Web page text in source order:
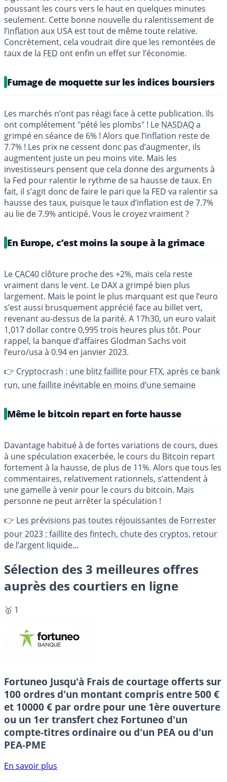
poussant les cours vers le haut en quelques minutes
seulement. Cette bonne nouvelle du ralentissement de
l’inflation aux USA est tout de même toute relative.
Concrètement, cela voudrait dire que les remontées de
taux de la FED ont enfin un effet sur l’économie.
Fumage de moquette sur les indices boursiers
Les marchés n’ont pas réagi face à cette publication. Ils
ont complétement "pété les plombs" ! Le NASDAQa
grimpé en séance de 6% ! Alors que l’inflation reste de
7.7% ! Les prix ne cessent donc pas d’augmenter, ils
augmentent juste un peu moins vite. Mais les
investisseurs pensent que cela donne des arguments à
la Fed pour ralentir le rythme de sa hausse de taux. En
fait, il s’agit donc de faire le pari que la FED va ralentir sa
hausse des taux, puisque le taux d’inflation est de 7.7%
au lie de 7.9% anticipé. Vous le croyez vraiment ?
En Europe, c’est moins la soupe à la grimace
Le CAC40 clôture proche des +2%, mais cela reste
vraiment dans le vent. Le DAX a grimpé bien plus
largement. Mais le point le plus marquant est que l’euro
s’est aussi brusquement apprécié face au billet vert,
revenant au-dessus de la parité. A 17h30, un euro valait
1,017 dollar contre 0,995 trois heures plus tôt. Pour
rappel, la banque d’affaires Glodman Sachs voit
l’euro/usa à 0.94 en janvier 2023.
👉 Cryptocrash : une blitz faillite pour FTX, après ce bank
run, une faillite inévitable en moins d’une semaine
Même le bitcoin repart en forte hausse
Davantage habitué à de fortes variations de cours, dues
à une spéculation exacerbée, le cours du Bitcoin repart
fortement à la hausse, de plus de 11%. Alors que tous les
commentaires, relativement rationnels, s’attendent à
une gamelle à venir pour le cours du bitcoin. Mais
personne ne peut arrêter la spéculation !
👉 Les prévisions pas toutes réjouissantes de Forrester
pour 2023 : faillite des fintech, chute des cryptos, retour
de l’argent liquide...
Sélection des 3 meilleures offres
auprès des courtiers en ligne
🥇 1
Fortuneo Jusqu'à Frais de courtage offerts sur
100 ordres d'un montant compris entre 500 €
et 10000 € par ordre pour une 1ère ouverture
ou un 1er transfert chez Fortuneo d'un
compte-titres ordinaire ou d'un PEA ou d'un
PEA-PME
En savoir plus